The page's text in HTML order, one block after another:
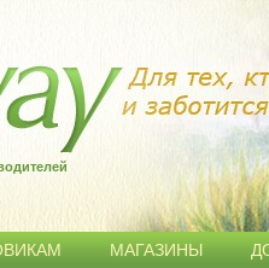
МАГАЗИНЫ